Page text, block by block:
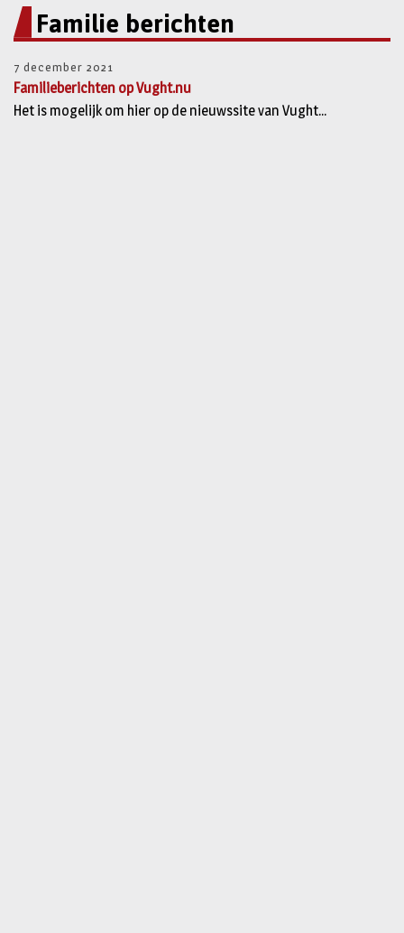
Familie berichten
7 december 2021
Familieberichten op Vught.nu
Het is mogelijk om hier op de nieuwssite van Vught...